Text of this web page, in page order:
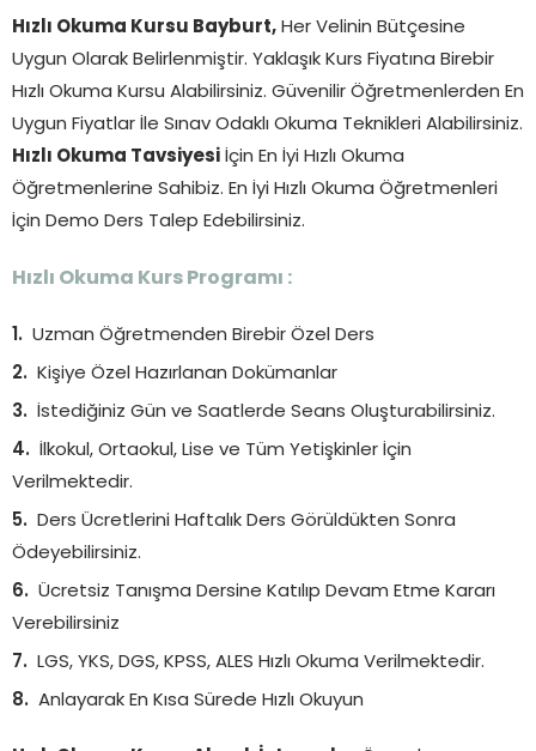
Hızlı Okuma Kursu Bayburt, Her Velinin Bütçesine
Uygun Olarak Belirlenmiştir. Yaklaşık Kurs Fiyatına Birebir
Hızlı Okuma Kursu Alabilirsiniz. Güvenilir Öğretmenlerden En
Uygun Fiyatlar İle Sınav Odaklı Okuma Teknikleri Alabilirsiniz.
Hızlı Okuma Tavsiyesi
İçin En İyi Hızlı Okuma
Öğretmenlerine Sahibiz. En İyi Hızlı Okuma Öğretmenleri
İçin Demo Ders Talep Edebilirsiniz.
Hızlı Okuma Kurs Programı :
Uzman Öğretmenden Birebir Özel Ders
Kişiye Özel Hazırlanan Dokümanlar
İstediğiniz Gün ve Saatlerde Seans Oluşturabilirsiniz.
İlkokul, Ortaokul, Lise ve Tüm Yetişkinler İçin
Verilmektedir.
Ders Ücretlerini Haftalık Ders Görüldükten Sonra
Ödeyebilirsiniz.
Ücretsiz Tanışma Dersine Katılıp Devam Etme Kararı
Verebilirsiniz
LGS, YKS, DGS, KPSS, ALES Hızlı Okuma Verilmektedir.
Anlayarak En Kısa Sürede Hızlı Okuyun